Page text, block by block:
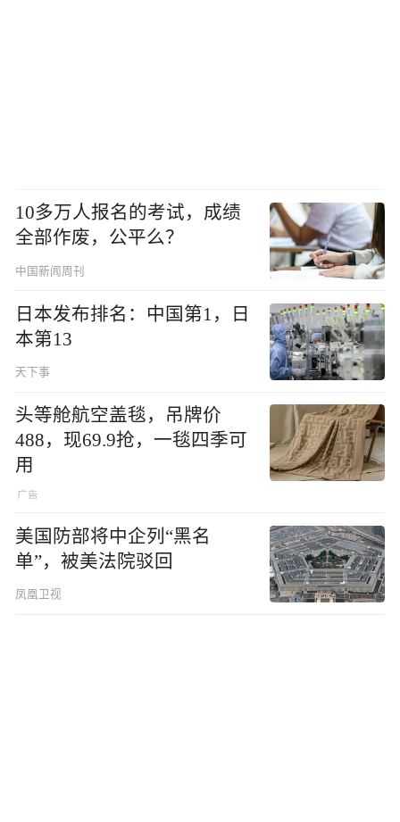
10多万人报名的考试，成绩
全部作废，公平么？
中国新闻周刊
日本发布排名：中国第1，日
本第13
天下事
头等舱航空盖毯，吊牌价
488，现69.9抢，一毯四季可
用
美国防部将中企列“黑名
单”，被美法院驳回
凤凰卫视